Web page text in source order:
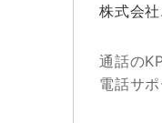
株式会
通話の
電話サポ